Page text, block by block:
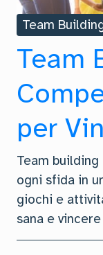
Team
Team
per
Team
ogni sfida in
giochi e
sana e